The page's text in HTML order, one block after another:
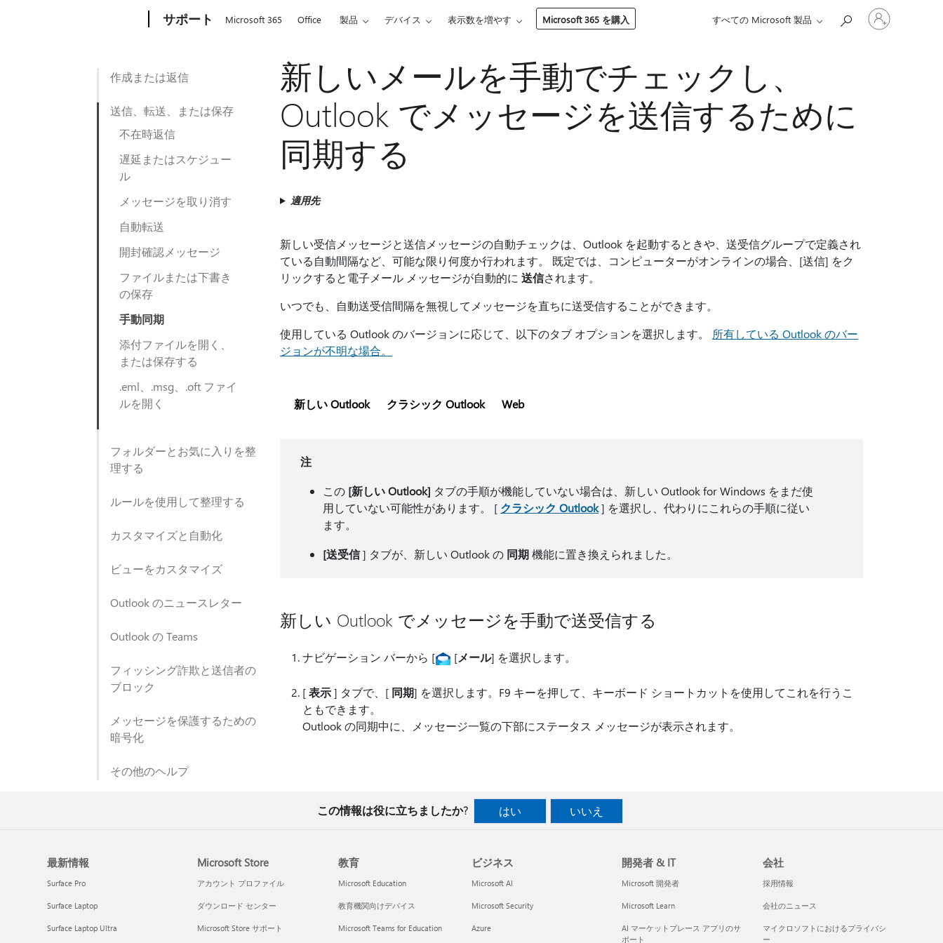
サポート Microsoft 365 Office 製品 デバイス 表示数を増やす Microsoft 365 を購入 すべての Microsoft 製品
カ
作成または返信
送信、転送、または保存
不在時返信
遅延またはスケジュー
ル
メッセージを取り消す
自動転送
開封確認メッセージ
ファイルまたは下書き
の保存
手動同期
添付ファイルを開く、
または保存する
.eml、.msg、.oft ファイ
ルを開く
フォルダーとお気に入りを整
理する
ルールを使用して整理する
カスタマイズと自動化
ビューをカスタマイズ
Outlook のニュースレター
Outlook の Teams
フィッシング詐欺と送信者の
ブロック
メッセージを保護するための
暗号化
その他のヘルプ
新しいメールを手動でチェックし、
Outlook でメッセージを送信するために
同期する
適用先
新しい受信メッセージと送信メッセージの自動チェックは、Outlook を起動するときや、送受信グループで定義され
ている自動間隔など、可能な限り何度か行われます。 既定では、コンピューターがオンラインの場合、[送信] をク
リックすると電子メール メッセージが自動的に 送信されます。
いつでも、自動送受信間隔を無視してメッセージを直ちに送受信することができます。
使用している Outlook のバージョンに応じて、以下のタブ オプションを選択します。 所有している Outlook のバー
ジョンが不明な場合。
新しい Outlook クラシック Outlook Web
注
この [新しい Outlook] タブの手順が機能していない場合は、新しい Outlook for Windows をまだ使
用していない可能性があります。 [ クラシック Outlook] を選択し、代わりにこれらの手順に従い
ます。
[送受信] タブが、新しい Outlook の 同期機能に置き換えられました。
新しい Outlook でメッセージを手動で送受信する
ナビゲーション バーから [ [メール] を選択します。
[表示] タブで、[ 同期] を選択します。F9 キーを押して、キーボード ショートカットを使用してこれを行うこ
ともできます。
Outlook の同期中に、メッセージ一覧の下部にステータス メッセージが表示されます。
この情報は役に立ちましたか? はい いいえ
最新情報
Surface Pro
Surface Laptop
Surface Laptop Ultra
Microsoft Store
アカウント プロファイル
ダウンロード センター
Microsoft Store サポート
教育
Microsoft Education
教育機関向けデバイス
Microsoft Teams for Education
ビジネス
Microsoft AI
Microsoft Security
Azure
開発者 & IT
Microsoft 開発者
Microsoft Learn
AI マーケットプレース アプリのサ
ポート
会社
採用情報
会社のニュース
マイクロソフトにおけるプライバシ
ー